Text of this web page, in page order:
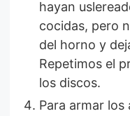
hayan
cocidas, pero
del horno y
Repetimos el
los discos.
Para armar los